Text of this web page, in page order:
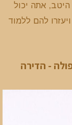
אתה יכול
להם ללמוד
- הדירה